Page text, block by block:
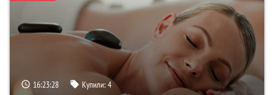
16:23:26 Купили:4